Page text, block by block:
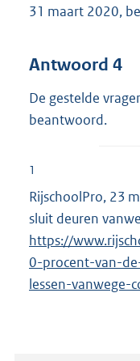
31 maart 2020,
Antwoord 4
De gestelde
beantwoord.
1
RijschoolPro, 23
sluit deuren
https://
0-procent-van-
lessen-vanwege-